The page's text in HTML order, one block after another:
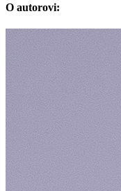
O autorovi: